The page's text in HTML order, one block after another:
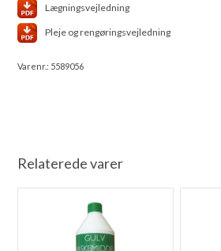
Lægningsvejledning
Pleje og rengøringsvejledning
Varenr.: 5589056
Relaterede varer